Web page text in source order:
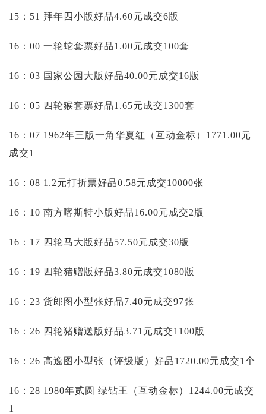
15：51 拜年四小版好品4.60元成交6版
16：00 一轮蛇套票好品1.00元成交100套
16：03 国家公园大版好品40.00元成交16版
16：05 四轮猴套票好品1.65元成交1300套
16：07 1962年三版一角华夏红（互动金标）1771.00元
成交1
16：08 1.2元打折票好品0.58元成交10000张
16：10 南方喀斯特小版好品16.00元成交2版
16：17 四轮马大版好品57.50元成交30版
16：19 四轮猪赠版好品3.80元成交1080版
16：23 货郎图小型张好品7.40元成交97张
16：26 四轮猪赠送版好品3.71元成交1100版
16：26 高逸图小型张（评级版）好品1720.00元成交1个
16：28 1980年贰圆 绿钻王（互动金标）1244.00元成交
1